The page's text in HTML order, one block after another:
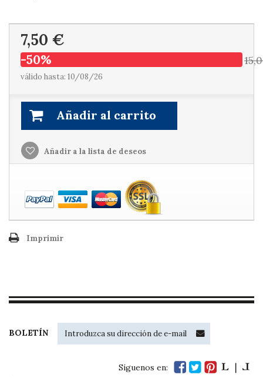
7,50 €
-50%
válido hasta: 10/08/26
Añadir al carrito
Añadir a la lista de deseos
Imprimir
BOLETÍN
Síguenos en: